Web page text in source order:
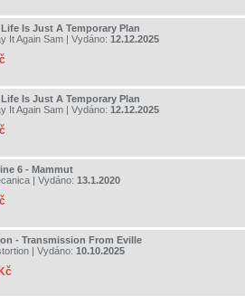
Is Just A Temporary Plan
It Again Sam | Vydáno: 12.12.2025
Is Just A Temporary Plan
It Again Sam | Vydáno: 12.12.2025
6 - Mammut
| Vydáno: 13.1.2020
- Transmission From Eville
| Vydáno: 10.10.2025